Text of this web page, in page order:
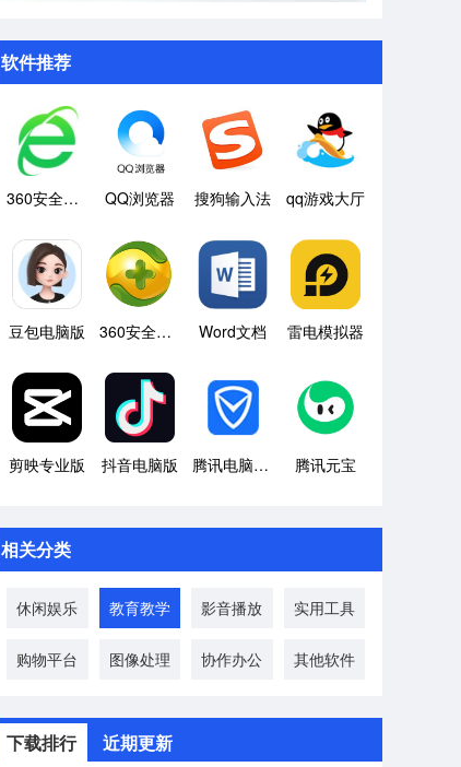
软件推荐
360安全浏览器 QQ浏览器 搜狗输入法 qq游戏大厅
豆包电脑版 360安全卫士 Word文档 雷电模拟器
剪映专业版 抖音电脑版 腾讯电脑管家 腾讯元宝
相关分类
休闲娱乐 教育教学 影音播放 实用工具
购物平台 图像处理 协作办公 其他软件
下载排行 近期更新